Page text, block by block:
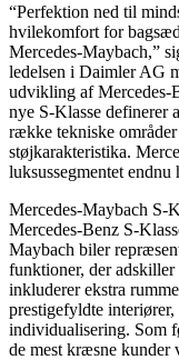
“Perfektion ned til
hvilekomfort for
Mercedes-Maybach,”
ledelsen i Daimler AG
udvikling af Mercedes-
nye S-Klasse definerer
række tekniske
støjkarakteristika.
luksussegmentet endnu
Mercedes-Maybach S-
Mercedes-Benz S-
Maybach biler
funktioner, der adskiller
inkluderer ekstra
prestigefyldte
individualisering. Som
de mest kræsne kunder